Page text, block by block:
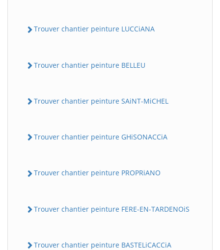
Trouver chantier peinture LUCCiANA
Trouver chantier peinture BELLEU
Trouver chantier peinture SAiNT-MiCHEL
Trouver chantier peinture GHiSONACCiA
Trouver chantier peinture PROPRiANO
Trouver chantier peinture FERE-EN-TARDENOiS
Trouver chantier peinture BASTELiCACCiA